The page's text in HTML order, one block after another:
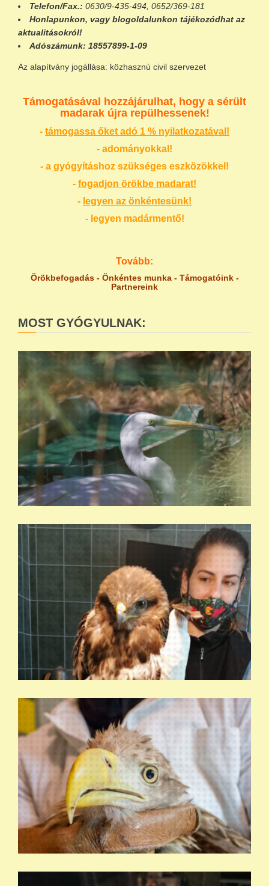
Telefon/Fax.: 0630/9-435-494, 0652/369-181
Honlapunkon, vagy blogoldalunkon tájékozódhat az
aktualitásokról!
Adószámunk: 18557899-1-09
Az alapítvány jogállása: közhasznú civil szervezet
Támogatásával hozzájárulhat, hogy a sérült
madarak újra repülhessenek!
- támogassa őket adó 1 % nyilatkozatával!
- adományokkal!
- a gyógyításhoz szükséges eszközökkel!
- fogadjon örökbe madarat!
- legyen az önkéntesünk!
- legyen madármentő!
Tovább:
Örökbefogadás - Önkéntes munka- Támogatóink-
Partnereink
MOST GYÓGYULNAK: